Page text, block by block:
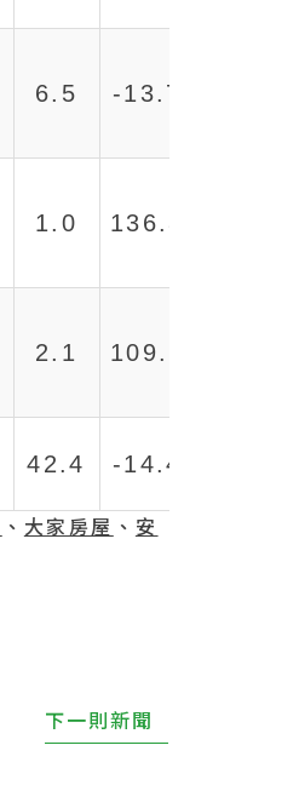
6.5 -13.7%
1.0 136.8%
2.1 109.2%
42.4 -14.4%
、 大家房屋 、 安
下一則新聞